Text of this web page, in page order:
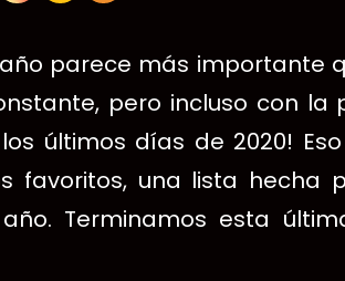
parece más importante
pero incluso con
últimos días de 2020!
favoritos, una lista hecha
Terminamos esta